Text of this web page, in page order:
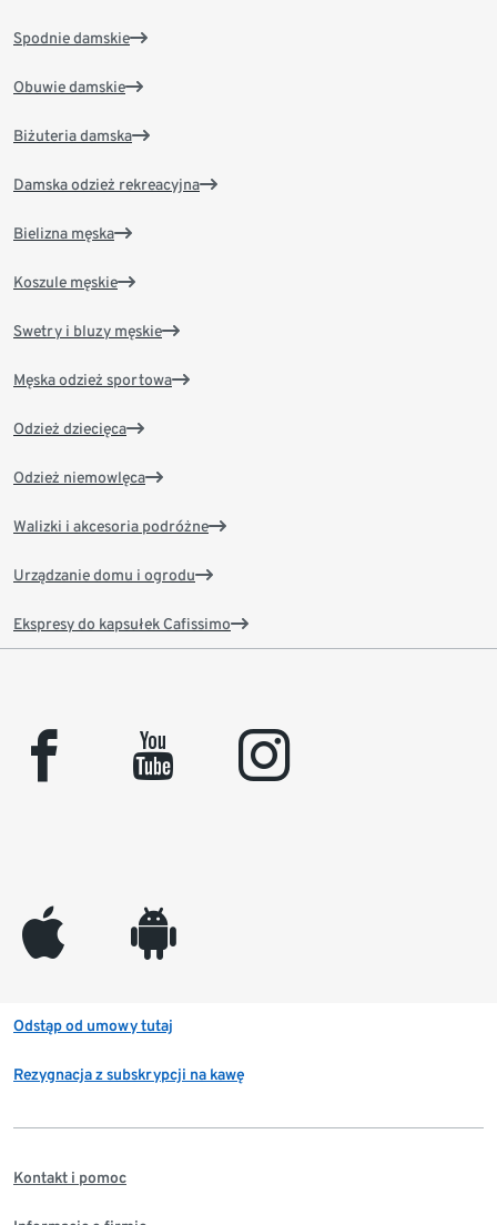
Spodnie damskie
Obuwie damskie
Biżuteria damska
Damska odzież rekreacyjna
Bielizna męska
Koszule męskie
Swetry i bluzy męskie
Męska odzież sportowa
Odzież dziecięca
Odzież niemowlęca
Walizki i akcesoria podróżne
Urządzanie domu i ogrodu
Ekspresy do kapsułek Cafissimo
facebook youtube instagram
appleinc android
Odstąp od umowy tutaj
Rezygnacja z subskrypcji na kawę
Kontakt i pomoc